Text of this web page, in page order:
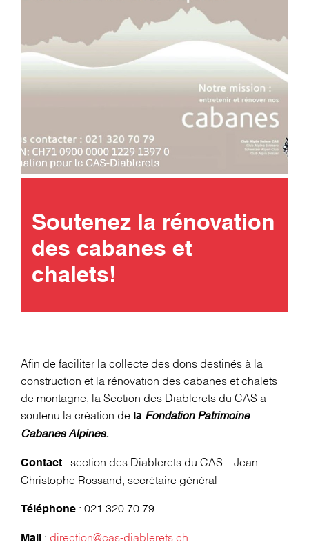
Soutenez la rénovation
des cabanes et
chalets!
Afin de faciliter la collecte des dons destinés à la
construction et la rénovation des cabanes et chalets
de montagne, la Section des Diablerets du CAS a
soutenu la création de la Fondation Patrimoine
Cabanes Alpines.
Contact : section des Diablerets du CAS – Jean-
Christophe Rossand, secrétaire général
Téléphone : 021 320 70 79
Mail : direction@cas-diablerets.ch